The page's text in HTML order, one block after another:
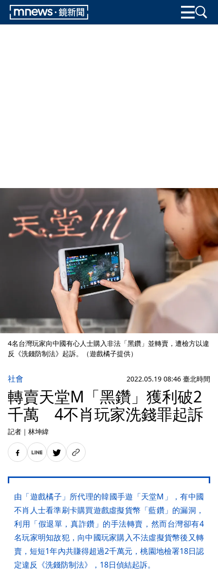
4名台灣玩家向中國有心人士購入非法「黑鑽」並轉賣，遭檢方以違
反《洗錢防制法》起訴。（遊戲橘子提供）
社會 2022.05.19 08:46 臺北時間
轉賣天堂M「黑鑽」獲利破2
千萬 4不肖玩家洗錢罪起訴
記者 ｜ 林坤緯
由「遊戲橘子」所代理的韓國手遊「天堂M」，有中國
不肖人士看準刷卡購買遊戲虛擬貨幣「藍鑽」的漏洞，
利用「假退單，真詐鑽」的手法轉賣，然而台灣卻有4
名玩家明知故犯，向中國玩家購入不法虛擬貨幣後又轉
賣，短短1年內共賺得超過2千萬元，桃園地檢署18日認
定違反《洗錢防制法》，18日偵結起訴。